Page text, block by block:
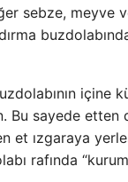
sebze, meyve
içine
Bu sayede etten
et ızgaraya
rafında